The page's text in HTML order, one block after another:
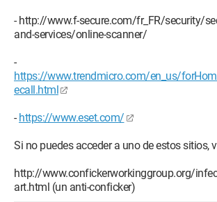
- http://www.f-secure.com/fr_FR/security/
and-services/online-scanner/
-
https://www.trendmicro.com/en_us/
ecall.html
- https://www.eset.com/
Si no puedes acceder a uno de estos sitios,
http://www.confickerworkinggroup.org/
art.html (un anti-conficker)